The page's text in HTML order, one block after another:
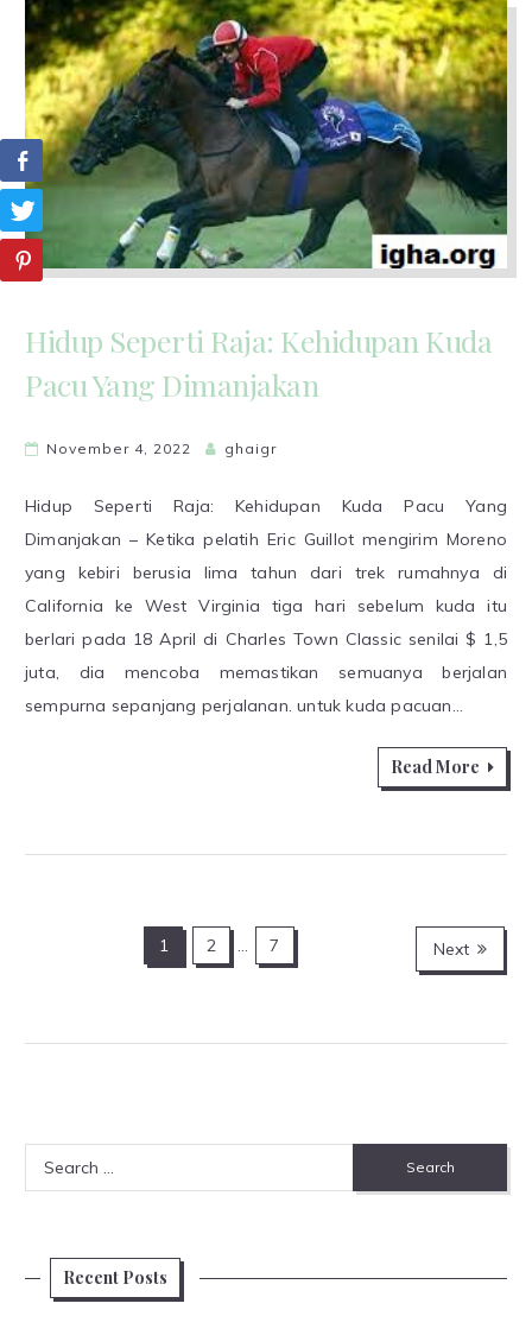
Hidup Seperti Raja: Kehidupan Kuda
Pacu Yang Dimanjakan
November 4, 2022 ghaigr
Hidup Seperti Raja: Kehidupan Kuda Pacu Yang
Dimanjakan – Ketika pelatih Eric Guillot mengirim Moreno
yang kebiri berusia lima tahun dari trek rumahnya di
California ke West Virginia tiga hari sebelum kuda itu
berlari pada 18 April di Charles Town Classic senilai $ 1,5
juta, dia mencoba memastikan semuanya berjalan
sempurna sepanjang perjalanan. untuk kuda pacuan…
Read More
1 2 … 7 Next
for:
Recent Posts